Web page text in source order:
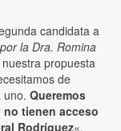
candidata a
la Dra. Romina
propuesta
de
uno. Queremos
tienen acceso
Rodríguez«.